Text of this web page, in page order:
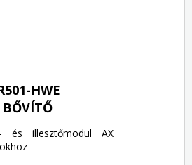
HWE
BŐVÍTŐ
és illesztőmodul AX